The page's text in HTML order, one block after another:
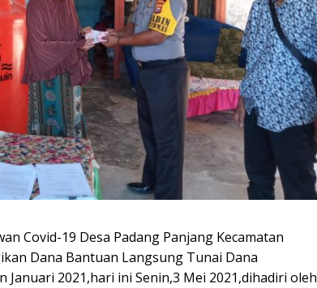
Covid-19 Desa Padang Panjang Kecamatan
Dana Bantuan Langsung Tunai Dana
2021,hari ini Senin,3 Mei 2021,dihadiri oleh